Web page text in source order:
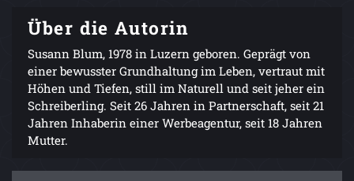
Über die Autorin
Susann Blum, 1978 in Luzern geboren. Geprägt von
einer bewusster Grundhaltung im Leben, vertraut mit
Höhen und Tiefen, still im Naturell und seit jeher ein
Schreiberling. Seit 26 Jahren in Partnerschaft, seit 21
Jahren Inhaberin einer Werbeagentur, seit 18 Jahren
Mutter.